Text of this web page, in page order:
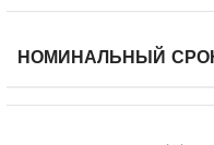
НОМИНАЛЬНЫЙ